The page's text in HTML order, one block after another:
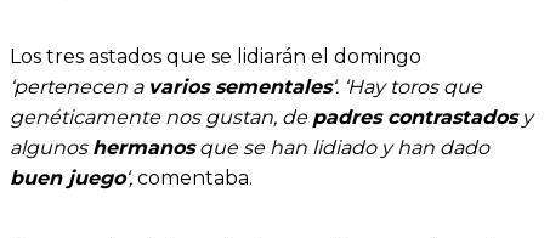
Los tres astados que se lidiarán el domingo
‘pertenecen a varios sementales‘. ‘Hay toros que
genéticamente nos gustan, de padres contrastadosy
algunos hermanosque se han lidiado y han dado
buen juego‘, comentaba.